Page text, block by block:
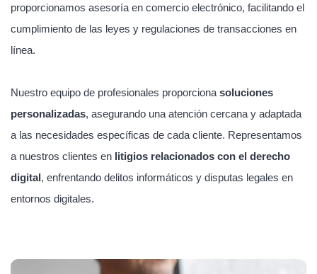
proporcionamos asesoría en comercio electrónico, facilitando el
cumplimiento de las leyes y regulaciones de transacciones en
línea.
Nuestro equipo de profesionales proporciona soluciones
personalizadas, asegurando una atención cercana y adaptada
a las necesidades específicas de cada cliente. Representamos
a nuestros clientes en litigios relacionados con el derecho
digital, enfrentando delitos informáticos y disputas legales en
entornos digitales.